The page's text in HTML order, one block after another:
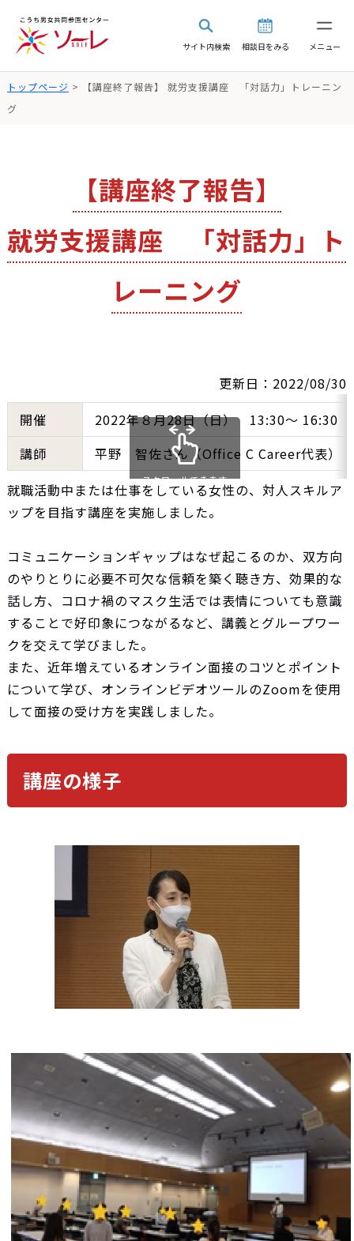
サイト内検索 相談日をみる メニュー
トップページ > 【講座終了報告】 就労支援講座 「対話力」トレーニン
グ
【講座終了報告】
就労支援講座 「対話力」ト
レーニング
更新日：2022/08/30
開催
2022年８月28日（日） 13:30～ 16:30
講師
平野 智佐さん（Office C Career代表）
スクロールできます
就職活動中または仕事をしている女性の、対人スキルア
ップを目指す講座を実施しました。
コミュニケーションギャップはなぜ起こるのか、双方向
のやりとりに必要不可欠な信頼を築く聴き方、効果的な
話し方、コロナ禍のマスク生活では表情についても意識
することで好印象につながるなど、講義とグループワー
クを交えて学びました。
また、近年増えているオンライン面接のコツとポイント
について学び、オンラインビデオツールのZoomを使用
して面接の受け方を実践しました。
講座の様子